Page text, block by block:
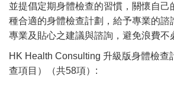
並提倡定期身體檢查的習慣，關懷自己
種合適的身體檢查計劃，給予專業的諮
專業及貼心之建議與諮詢，避免浪費不
HK Health Consulting 升級版身體檢查
查項目）（共58項）: